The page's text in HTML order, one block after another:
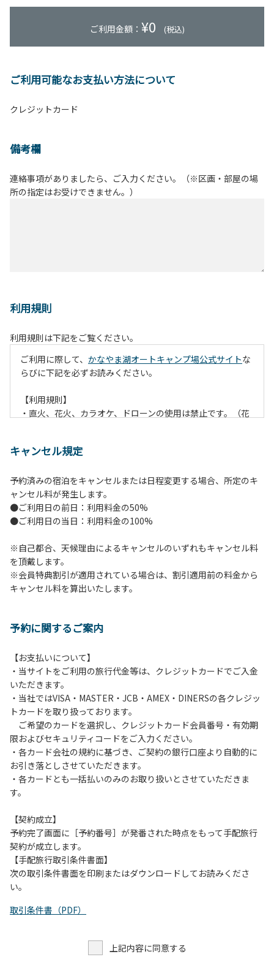
ご利用金額： ¥0 (税込)
ご利用可能なお支払い方法について
クレジットカード
備考欄
連絡事項がありましたら、ご入力ください。（※区画・部屋の場
所の指定はお受けできません。）
利用規則
利用規則は下記をご覧ください。
ご利用に際して、 かなやま湖オートキャンプ場公式サイトな
らびに下記を必ずお読みください。
【利用規則】
・直火、花火、カラオケ、ドローンの使用は禁止です。（花
て芝生が焼けないようご注意ください。
炭火、薪の燃え残ったものについては、灰・残り火入れに投
棄してください。
・ペットをお連れのお客様は、マナーに十分気をつけてくだ
さい。他のお客様の迷惑になりますと、退場していただきま
・電源は各サイトにありますのでご利用ください。ただし、
発電機等は使用できません。
・キャンプサイトでは、車のエンジンを停止してください。
・場内での制限速度は10㎞/h以下です。
用）はお止めください。
自己管理責任とさせていただきます。
キャンセル規定
予約済みの宿泊をキャンセルまたは日程変更する場合、所定のキ
ャンセル料が発生します。
●ご利用日の前日：利用料金の50%
●ご利用日の当日：利用料金の100%
※自己都合、天候理由によるキャンセルのいずれもキャンセル料
を頂戴します。
※会員特典割引が適用されている場合は、割引適用前の料金から
キャンセル料を算出いたします。
予約に関するご案内
【お支払いについて】
・当サイトをご利用の旅行代金等は、クレジットカードでご入金
いただきます。
・当社ではVISA・MASTER・JCB・AMEX・DINERSの各クレジッ
トカードを取り扱っております。
ご希望のカードを選択し、クレジットカード会員番号・有効期
限およびセキュリティコードをご入力ください。
・各カード会社の規約に基づき、ご契約の銀行口座より自動的に
お引き落としさせていただきます。
・各カードとも一括払いのみのお取り扱いとさせていただきま
す。
【契約成立】
予約完了画面に［予約番号］が発番された時点をもって手配旅行
契約が成立します。
【手配旅行取引条件書面】
次の取引条件書面を印刷またはダウンロードしてお読みくださ
い。
取引条件書（PDF）
上記内容に同意する